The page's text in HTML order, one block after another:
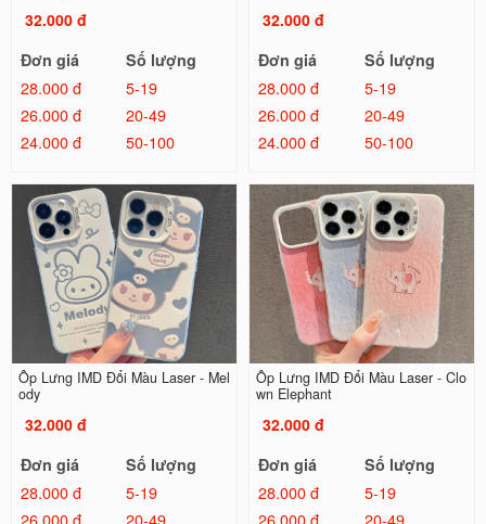
32.000 đ
Đơn giá
Số lượng
28.000 đ
5-19
26.000 đ
20-49
24.000 đ
50-100
32.000 đ
Đơn giá
Số lượng
28.000 đ
5-19
26.000 đ
20-49
24.000 đ
50-100
Ốp Lưng IMD Đổi Màu Laser - Mel
ody
32.000 đ
Đơn giá
Số lượng
28.000 đ
5-19
Ốp Lưng IMD Đổi Màu Laser - Clo
wn Elephant
32.000 đ
Đơn giá
Số lượng
28.000 đ
5-19